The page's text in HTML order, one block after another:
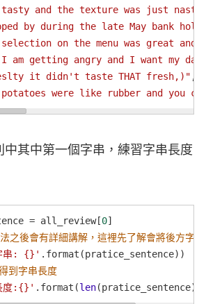
and the texture was just
by during the late May bank
selection on the menu was great
I am getting angry and I want my
it didn't taste THAT fresh,)" ,
potatoes were like rubber and you
其中第一個字串，練習字串長度
= all_review[0]
後會有詳細講解，這裡先了解會將後方字
串: {}' . format (pratice_sentence))
到字串長度
度:{}' . format (len(pratice_sentence